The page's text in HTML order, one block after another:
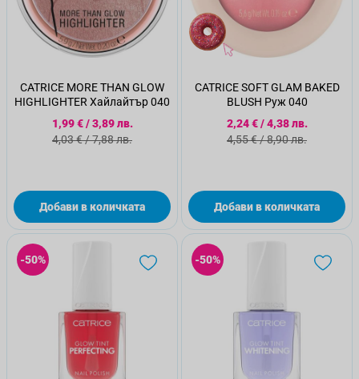
CATRICE MORE THAN GLOW
HIGHLIGHTER Хайлайтър 040
Специална цена
1,99 €/3,89 лв.
Стандартна цена
4,03 €/7,88 лв.
Добави в количката
CATRICE SOFT GLAM BAKED
BLUSH Руж 040
Специална цена
2,24 €/4,38 лв.
Стандартна цена
4,55 €/8,90 лв.
Добави в количката
-50% -50%